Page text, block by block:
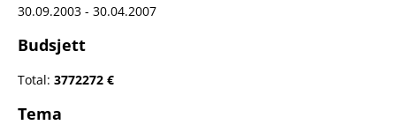
30.09.2003 - 30.04.2007
Budsjett
Total: 3772272 €
Tema